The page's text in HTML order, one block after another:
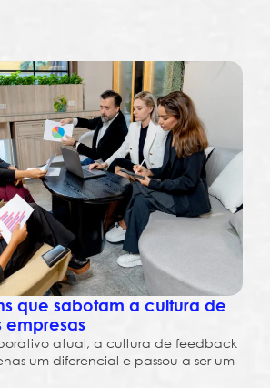
que sabotam a cultura de
atual, a cultura de feedback
um diferencial e passou a ser um